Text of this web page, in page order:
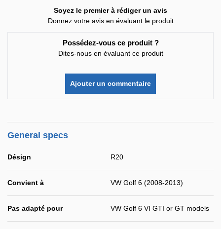
Soyez le premier à rédiger un avis
Donnez votre avis en évaluant le produit
Possédez-vous ce produit ?
Dites-nous en évaluant ce produit
Ajouter un commentaire
General specs
Désign R20
Convient à VW Golf 6 (2008-2013)
Pas adapté pour VW Golf 6 VI GTI or GT models